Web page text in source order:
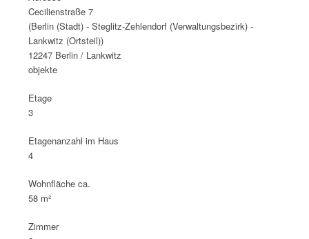
Cecilienstraße 7
(Berlin (Stadt) - Steglitz-Zehlendorf (Verwaltungsbezirk) -
Lankwitz (Ortsteil))
12247 Berlin / Lankwitz
objekte
Etage
3
Etagenanzahl im Haus
4
Wohnfläche ca.
58 m²
Zimmer